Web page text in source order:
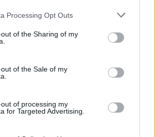
Processing Opt Outs
of the Sharing of my
of the Sale of my
of processing my
for Targeted Advertising.
ΑΤΤΙΚΗ